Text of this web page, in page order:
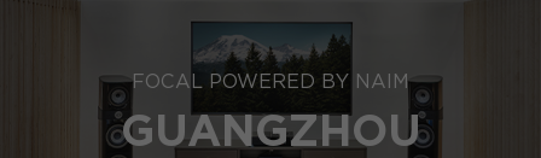
FOCAL POWERED BY NAIM
GUANGZHOU